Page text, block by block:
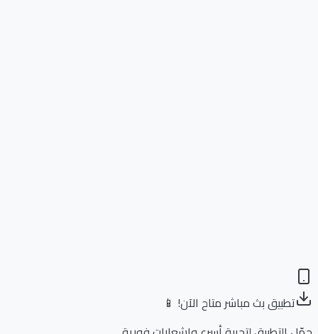
تطبيق بث مباشر متاح الآن! 📱